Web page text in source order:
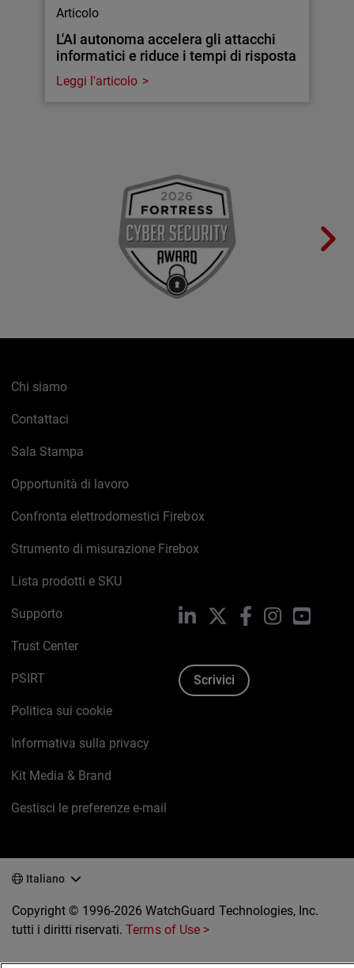
Articolo
L'AI autonoma accelera gli attacchi
informatici e riduce i tempi di risposta
Leggi l'articolo
Chi siamo
Contattaci
Sala Stampa
Opportunità di lavoro
Confronta elettrodomestici Firebox
Strumento di misurazione Firebox
Lista prodotti e SKU
Supporto
Trust Center
PSIRT
Politica sui cookie
Informativa sulla privacy
Kit Media & Brand
Gestisci le preferenze e-mail
LinkedIn FacebookInstagram
Scrivici
Italiano
Copyright © 1996-2026 WatchGuard Technologies, Inc.
tutti i diritti riservati.Terms of Use >